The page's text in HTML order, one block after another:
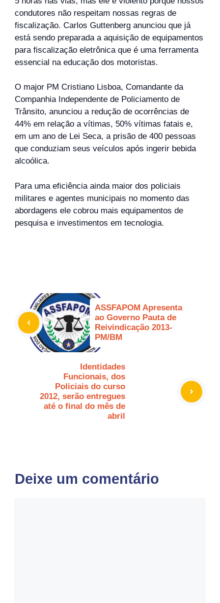
condutores não respeitam nossas regras de
fiscalização. Carlos Guttenberg anunciou que já
está sendo preparada a aquisição de equipamentos
para fiscalização eletrônica que é uma ferramenta
essencial na educação dos motoristas.
O major PM Cristiano Lisboa, Comandante da
Companhia Independente de Policiamento de
Trânsito, anunciou a redução de ocorrências de
44% em relação a vítimas, 50% vítimas fatais e,
em um ano de Lei Seca, a prisão de 400 pessoas
que conduziam seus veículos após ingerir bebida
alcoólica.
Para uma eficiência ainda maior dos policiais
militares e agentes municipais no momento das
abordagens ele cobrou mais equipamentos de
pesquisa e investimentos em tecnologia.
ASSFAPOM Apresenta
ao Governo Pauta de
Reivindicação 2013-
PM/BM
Identidades
Funcionais, dos
Policiais do curso
2012, serão entregues
até o final do mês de
abril
Deixe um comentário